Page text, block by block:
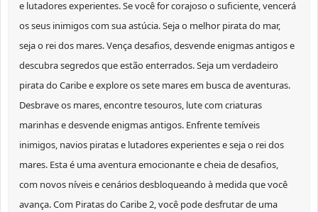
e lutadores experientes. Se você for corajoso o suficiente, vencerá
os seus inimigos com sua astúcia. Seja o melhor pirata do mar,
seja o rei dos mares. Vença desafios, desvende enigmas antigos e
descubra segredos que estão enterrados. Seja um verdadeiro
pirata do Caribe e explore os sete mares em busca de aventuras.
Desbrave os mares, encontre tesouros, lute com criaturas
marinhas e desvende enigmas antigos. Enfrente temíveis
inimigos, navios piratas e lutadores experientes e seja o rei dos
mares. Esta é uma aventura emocionante e cheia de desafios,
com novos níveis e cenários desbloqueando à medida que você
avança. Com Piratas do Caribe 2, você pode desfrutar de uma